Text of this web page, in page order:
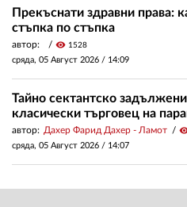
Прекъснати здравни права:
стъпка по стъпка
автор: visibility 1528
сряда, 05 Август 2026 / 14:09
Тайно сектантско
класически търговец на
автор: Дахер Фарид Дахер - Ламот
сряда, 05 Август 2026 / 14:07